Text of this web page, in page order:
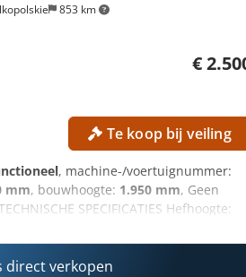
853 km
€
Te koop bij veiling
, machine-/voertuignummer:
mm, bouwhoogte: 1.950 mm, Geen
SPECIFICATIES Hefhoogte:
Standaardmast Batterijtype: Lithium-
Asfx Agfeck Lader Externe
direct verkopen